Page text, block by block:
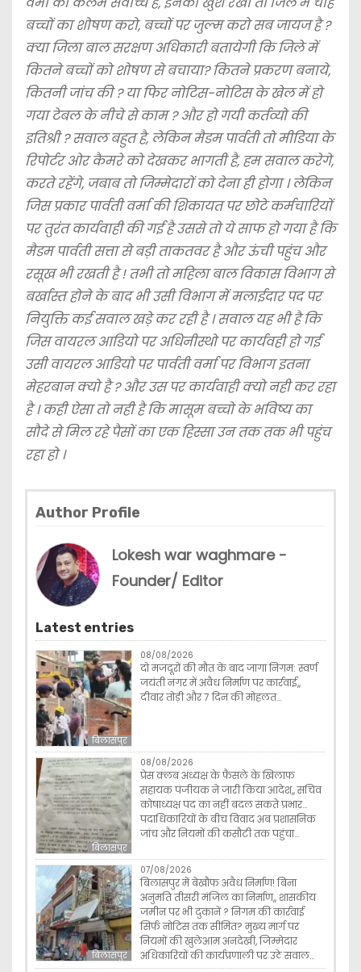
बच्चों का शोषण करो, बच्चों पर जुल्म करो सब जायज है ?
क्या जिला बाल सरक्षण अधिकारी बतायेगी कि जिले में
कितने बच्चों को शोषण से बचाया? कितने प्रकरण बनाये,
कितनी जांच की ? या फिर नोटिस-नोटिस के खेल में हो
गया टेबल के नीचे से काम ? और हो गयी कर्तव्यो की
इतिश्री ? सवाल बहुत है, लेकिन मैडम पार्वती तो मीडिया के
रिपोर्टर ओर कैमरे को देखकर भागती है, हम सवाल करेगे,
करते रहेंगे, जबाब तो जिम्मेदारों को देना ही होगा । लेकिन
जिस प्रकार पार्वती वर्मा की शिकायत पर छोटे कर्मचारियों
पर तुरंत कार्यवाही की गई है उससे तो ये साफ हो गया है कि
मैडम पार्वती सत्ता से बड़ी ताकतवर है और ऊंची पहुंच और
रसूख भी रखती है ! तभी तो महिला बाल विकास विभाग से
बर्खास्त होने के बाद भी उसी विभाग में मलाईदार पद पर
नियुक्ति कई सवाल खड़े कर रही है । सवाल यह भी है कि
जिस वायरल आडियो पर अधिनीस्थो पर कार्यवही हो गई
उसी वायरल आडियो पर पार्वती वर्मा पर विभाग इतना
मेहरबान क्यो है ? और उस पर कार्यवाही क्यो नही कर रहा
है । कही ऐसा तो नही है कि मासूम बच्चो के भविष्य का
सौदे से मिल रहे पैसों का एक हिस्सा उन तक तक भी पहुंच
रहा हो ।
Author Profile
Lokesh war waghmare -
Founder/ Editor
Latest entries
बिलासपुर
08/08/2026
दो मजदूरों की मौत के बाद जागा निगम: स्वर्ण
जयंती नगर में अवैध निर्माण पर कार्रवाई,,
दीवार तोड़ी और 7 दिन की मोहलत…
बिलासपुर
08/08/2026
प्रेस क्लब अध्यक्ष के फैसले के खिलाफ
सहायक पंजीयक ने जारी किया आदेश,, सचिव
कोषाध्यक्ष पद का नहीं बदल सकते प्रभार…
पदाधिकारियों के बीच विवाद अब प्रशासनिक
जांच और नियमों की कसौटी तक पहुंचा…
बिलासपुर
07/08/2026
बिलासपुर में बेखौफ अवैध निर्माण! बिना
अनुमति तीसरी मंजिल का निर्माण,, शासकीय
जमीन पर भी दुकानें ? निगम की कार्रवाई
सिर्फ नोटिस तक सीमित? मुख्य मार्ग पर
नियमों की खुलेआम अनदेखी, जिम्मेदार
अधिकारियों की कार्यप्रणाली पर उठे सवाल…